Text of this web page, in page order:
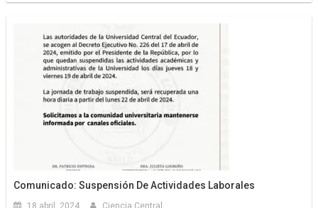
Comunicado: Suspensión De Actividades Laborales
18 abril, 2024 Ciencia Central